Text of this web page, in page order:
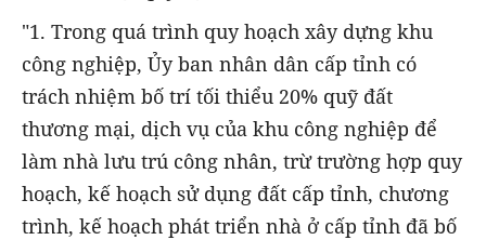
"1. Trong quá trình quy hoạch xây dựng khu
công nghiệp, Ủy ban nhân dân cấp tỉnh có
trách nhiệm bố trí tối thiểu 20% quỹ đất
thương mại, dịch vụ của khu công nghiệp để
làm nhà lưu trú công nhân, trừ trường hợp quy
hoạch, kế hoạch sử dụng đất cấp tỉnh, chương
trình, kế hoạch phát triển nhà ở cấp tỉnh đã bố